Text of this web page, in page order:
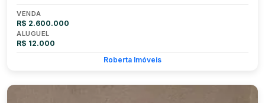
VENDA
R$ 2.600.000
ALUGUEL
R$ 12.000
Roberta Imóveis